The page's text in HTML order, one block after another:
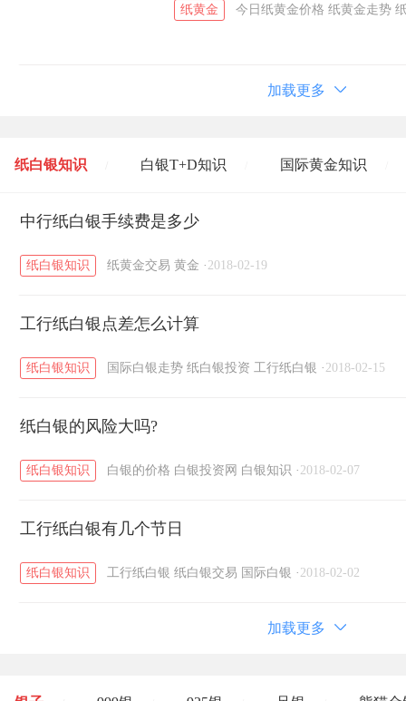
纸黄金 今日纸黄金价格 纸黄金走势
加载更多
纸白银知识 白银T+D知识 国际黄金知识
黄金T+D知识 / 粤贵银知识
中行纸白银手续费是多少
纸白银知识 纸黄金交易 黄金 · 2018-02-19
工行纸白银点差怎么计算
纸白银知识 国际白银走势 纸白银投资 工行纸白银 · 2018-02-15
纸白银的风险大吗?
纸白银知识 白银的价格 白银投资网 白银知识 · 2018-02-07
工行纸白银有几个节日
纸白银知识 工行纸白银 纸白银交易 国际白银 · 2018-02-02
加载更多